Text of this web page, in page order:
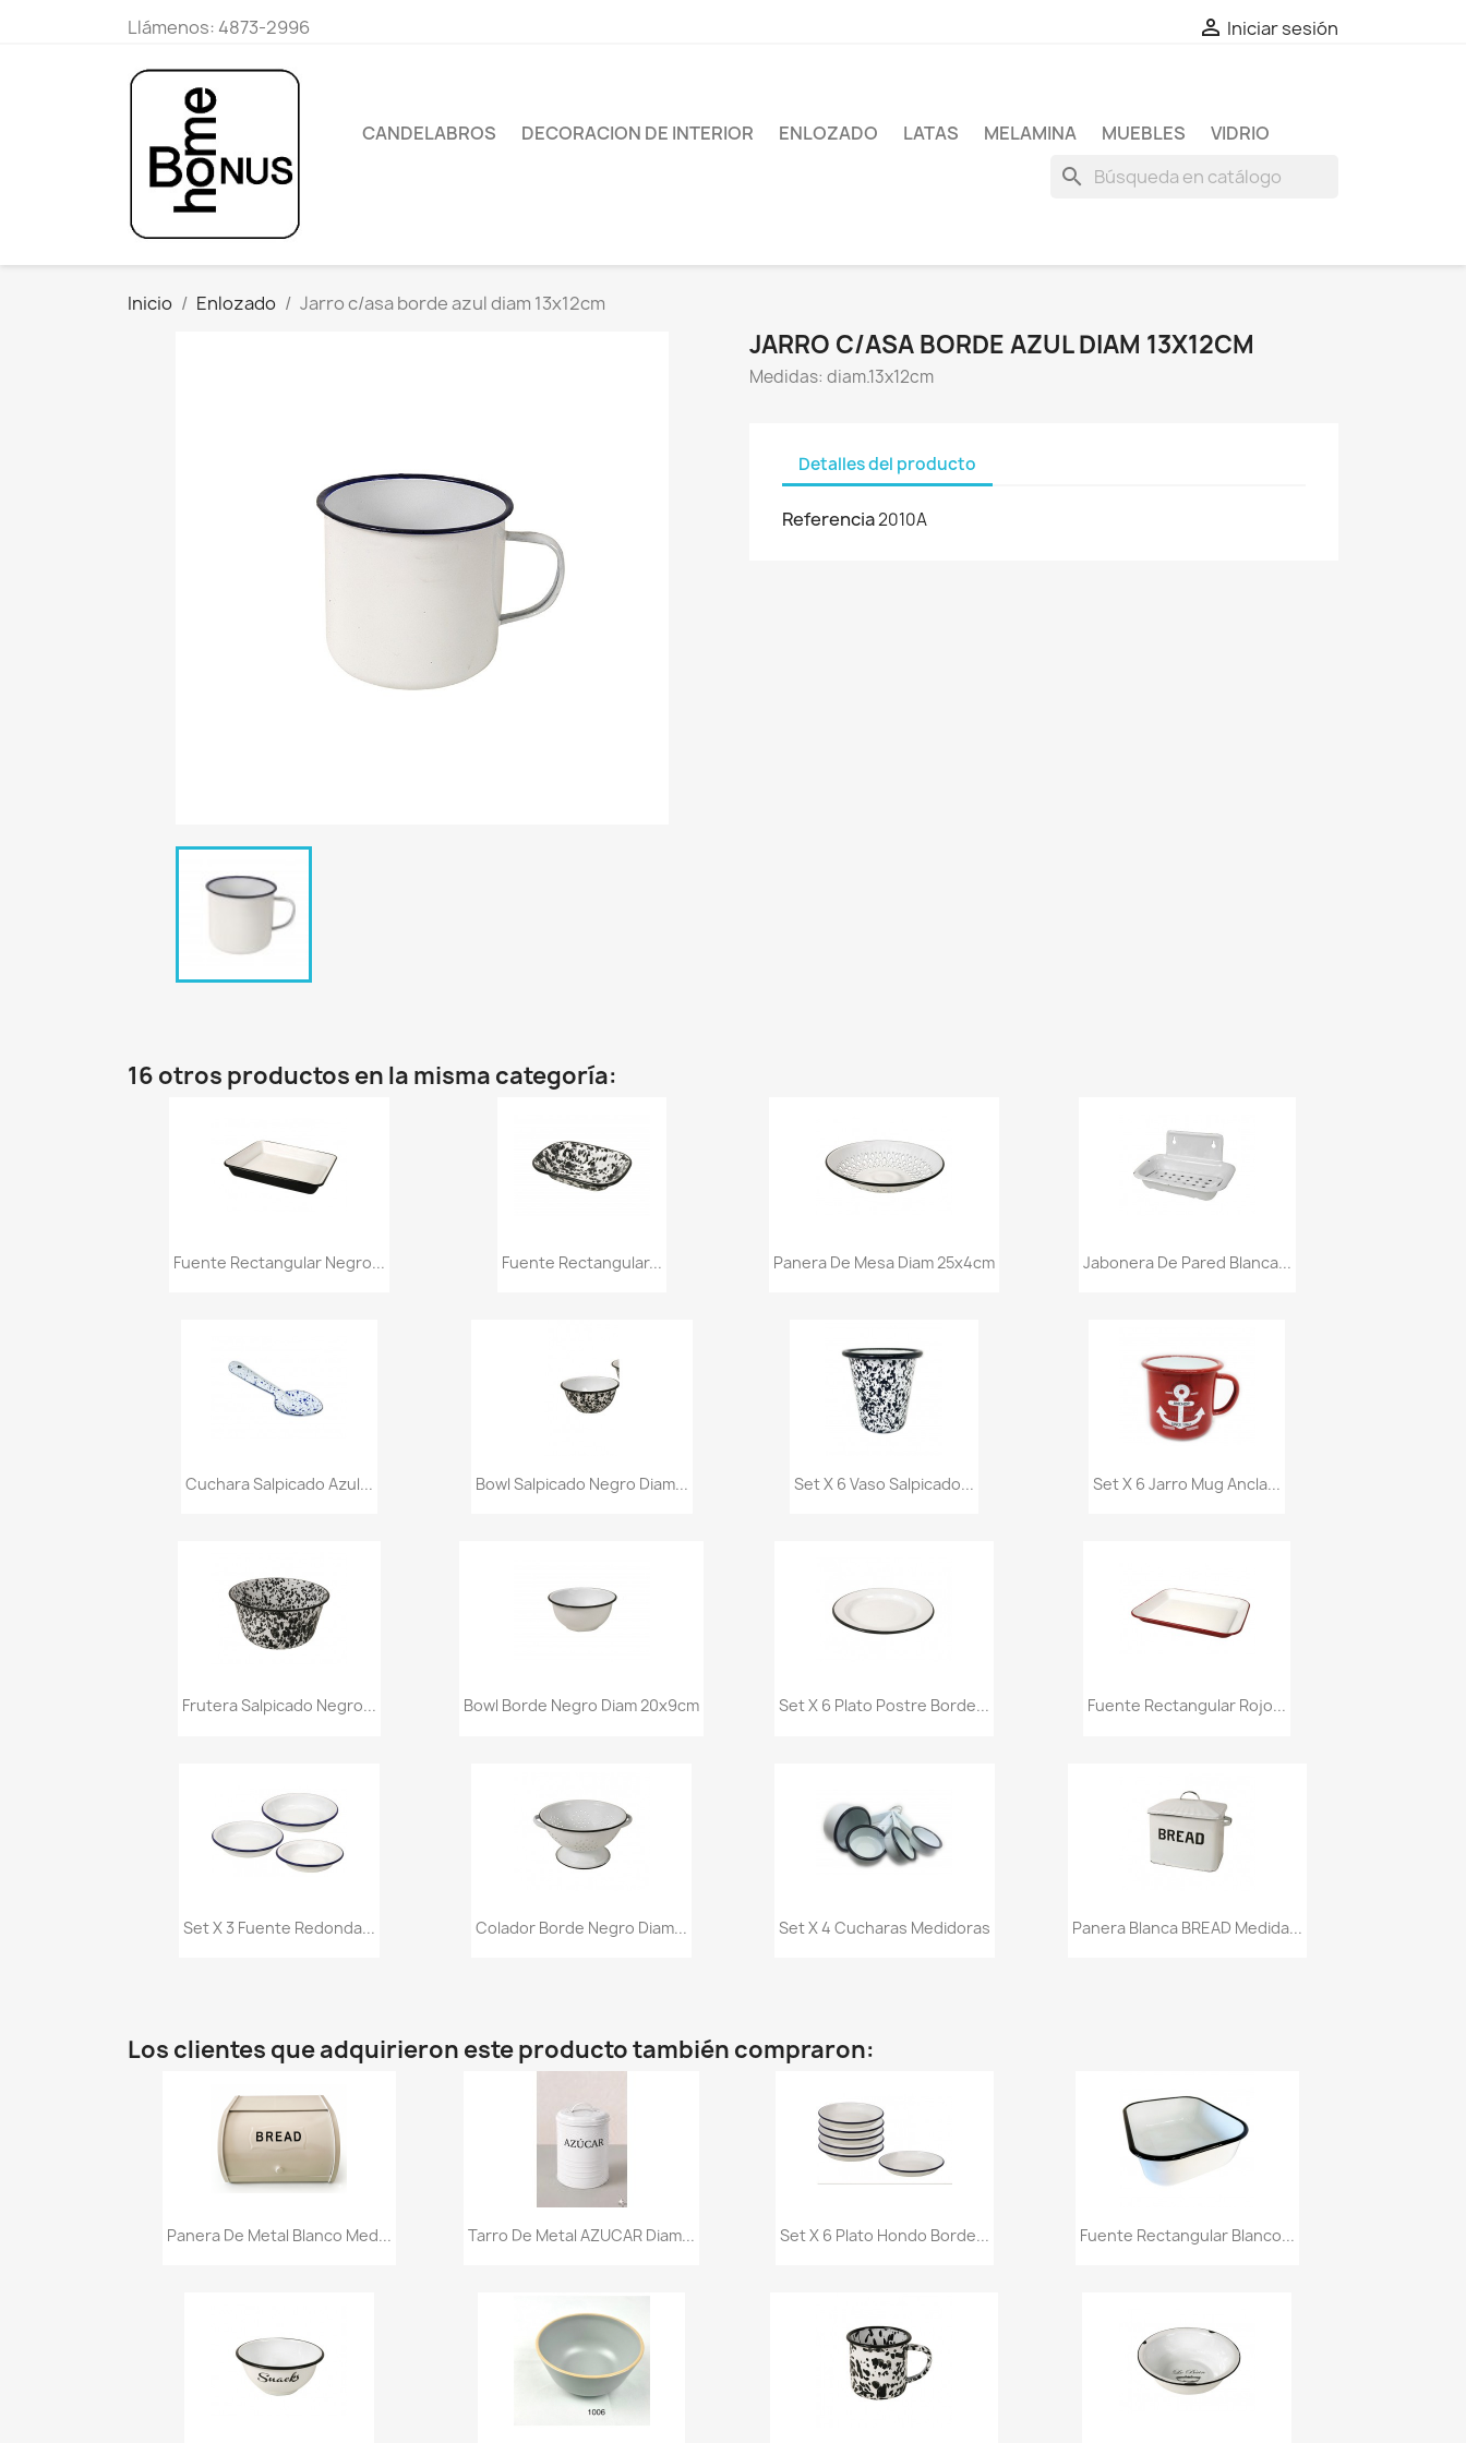
Llámenos: 4873-2996  Iniciar sesión
CANDELABROS DECORACION DE INTERIOR ENLOZADO LATAS MELAMINA MUEBLES VIDRIO
search
Inicio Enlozado Jarro c/asa borde azul diam 13x12cm
JARRO C/ASA BORDE AZUL DIAM 13X12CM
Medidas: diam.13x12cm
Detalles del producto
Referencia2010A
16 otros productos en la misma categoría:
Vista rápida
Fuente Rectangular Negro... Vista rápida
Fuente Rectangular... Vista rápida
Panera De Mesa Diam 25x4cm Vista rápida
Jabonera De Pared Blanca...
Vista rápida
Cuchara Salpicado Azul... Vista rápida
Bowl Salpicado Negro Diam... Vista rápida
Set X 6 Vaso Salpicado...  Vista rápida
Set X 6 Jarro Mug Ancla...
Vista rápida
Frutera Salpicado Negro... Vista rápida
Bowl Borde Negro Diam 20x9cm Vista rápida
Set X 6 Plato Postre Borde... Vista rápida
Fuente Rectangular Rojo...
Vista rápida
Set X 3 Fuente Redonda... Vista rápida
Colador Borde Negro Diam... Vista rápida
Set X 4 Cucharas Medidoras Vista rápida
Panera Blanca BREAD Medida...
Los clientes que adquirieron este producto también compraron:
Vista rápida
Panera De Metal Blanco Med... Vista rápida
Tarro De Metal AZUCAR Diam... Vista rápida
Set X 6 Plato Hondo Borde... Vista rápida
Fuente Rectangular Blanco...